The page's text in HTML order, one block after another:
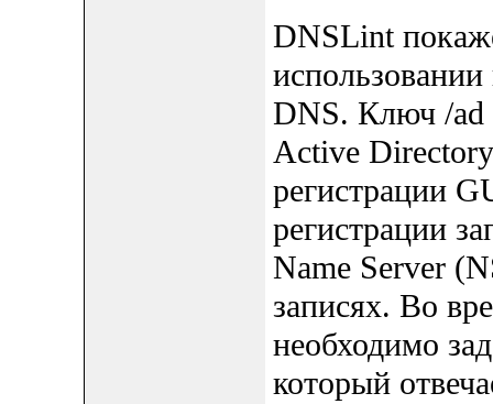
DNSLint
DNS. Ключ /ad
Active
регистрации
регистрации
Name Server
записях. Во
необходимо
который